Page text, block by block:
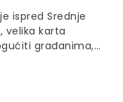
ispred Srednje
građanima,
Krapinsko-